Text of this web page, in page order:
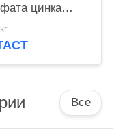
цинка
для корабля и
структуры
Все